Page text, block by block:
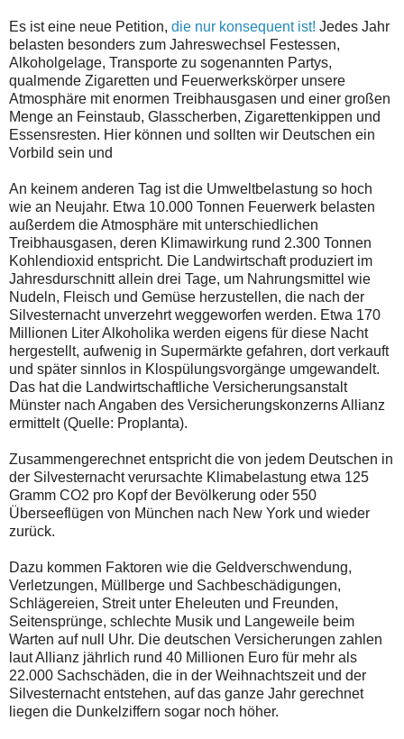
Es ist eine neue Petition, die nur konsequent ist! Jedes Jahr
belasten besonders zum Jahreswechsel Festessen,
Alkoholgelage, Transporte zu sogenannten Partys,
qualmende Zigaretten und Feuerwerkskörper unsere
Atmosphäre mit enormen Treibhausgasen und einer großen
Menge an Feinstaub, Glasscherben, Zigarettenkippen und
Essensresten. Hier können und sollten wir Deutschen ein
Vorbild sein und
An keinem anderen Tag ist die Umweltbelastung so hoch
wie an Neujahr. Etwa 10.000 Tonnen Feuerwerk belasten
außerdem die Atmosphäre mit unterschiedlichen
Treibhausgasen, deren Klimawirkung rund 2.300 Tonnen
Kohlendioxid entspricht. Die Landwirtschaft produziert im
Jahresdurschnitt allein drei Tage, um Nahrungsmittel wie
Nudeln, Fleisch und Gemüse herzustellen, die nach der
Silvesternacht unverzehrt weggeworfen werden. Etwa 170
Millionen Liter Alkoholika werden eigens für diese Nacht
hergestellt, aufwenig in Supermärkte gefahren, dort verkauft
und später sinnlos in Klospülungsvorgänge umgewandelt.
Das hat die Landwirtschaftliche Versicherungsanstalt
Münster nach Angaben des Versicherungskonzerns Allianz
ermittelt (Quelle: Proplanta).
Zusammengerechnet entspricht die von jedem Deutschen in
der Silvesternacht verursachte Klimabelastung etwa 125
Gramm CO2 pro Kopf der Bevölkerung oder 550
Überseeflügen von München nach New York und wieder
zurück.
Dazu kommen Faktoren wie die Geldverschwendung,
Verletzungen, Müllberge und Sachbeschädigungen,
Schlägereien, Streit unter Eheleuten und Freunden,
Seitensprünge, schlechte Musik und Langeweile beim
Warten auf null Uhr. Die deutschen Versicherungen zahlen
laut Allianz jährlich rund 40 Millionen Euro für mehr als
22.000 Sachschäden, die in der Weihnachtszeit und der
Silvesternacht entstehen, auf das ganze Jahr gerechnet
liegen die Dunkelziffern sogar noch höher.